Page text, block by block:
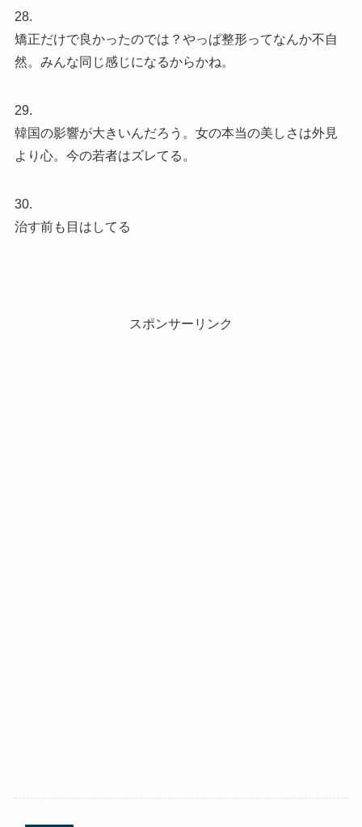
28.
矯正だけで良かったのでは？やっぱ整形ってなんか不自
然。みんな同じ感じになるからかね。
29.
韓国の影響が大きいんだろう。女の本当の美しさは外見
より心。今の若者はズレてる。
30.
治す前も目はしてる
スポンサーリンク